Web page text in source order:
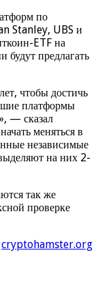
по
Stanley, UBS и
ETF на
будут предлагать
чтобы достичь
платформы
— сказал
меняться в
независимые
на них 2-
так же
проверке
cryptohamster.org